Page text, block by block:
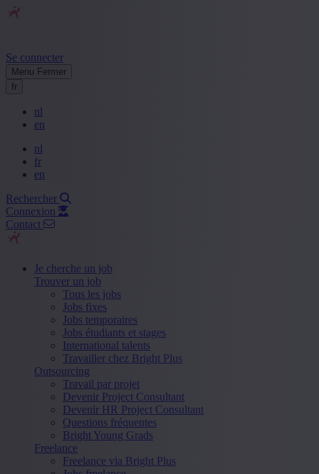
Se connecter
Menu Fermer
fr
nl
en
nl
fr
en
Rechercher
Connexion
Contact
Je cherche un job
Trouver un job
Tous les jobs
Jobs fixes
Jobs temporaires
Jobs étudiants et stages
International talents
Travailler chez Bright Plus
Outsourcing
Travail par projet
Devenir Project Consultant
Devenir HR Project Consultant
Questions fréquentes
Bright Young Grads
Freelance
Freelance via Bright Plus